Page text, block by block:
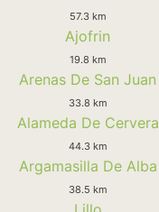
57.3 km
Ajofrin
19.8 km
Arenas De San Juan
33.8 km
Alameda De Cervera
44.3 km
Argamasilla De Alba
38.5 km